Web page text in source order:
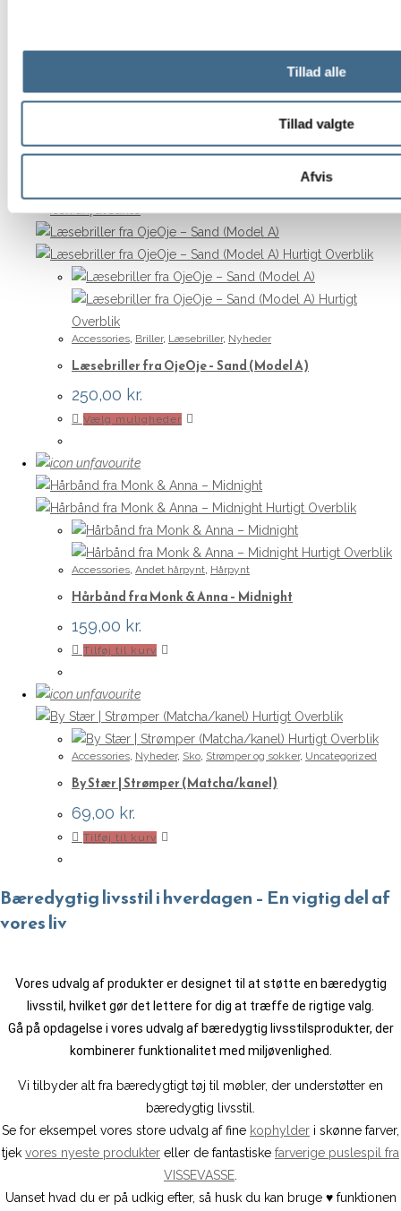
Tillad alle
Tillad valgte
Afvis
299,00kr.
Hurtigt Overblik
Hurtigt
Overblik
Accessories, Briller, Læsebriller, Nyheder
Læsebriller fra OjeOje – Sand (Model A)
250,00 kr.
Vælg muligheder
flere
varianter.
Mulighederne
kan
vælges
på
Hurtigt Overblik
Hurtigt Overblik
Accessories, Andet hårpynt, Hårpynt
Hårbånd fra Monk & Anna – Midnight
159,00 kr.
Tilføj til kurv
Hurtigt Overblik
Hurtigt Overblik
Accessories, Nyheder, Sko, Strømper og sokker, Uncategorized
By Stær | Strømper (Matcha/kanel)
69,00 kr.
Tilføj til kurv
Bæredygtig livsstil i hverdagen – En vigtig del af
vores liv
Vores udvalg af produkter er designet til at støtte en bæredygtig
livsstil, hvilket gør det lettere for dig at træffe de rigtige valg.
Gå på opdagelse i vores udvalg af bæredygtig livsstilsprodukter, der
kombinerer funktionalitet med miljøvenlighed.
Vi tilbyder alt fra bæredygtigt tøj til møbler, der understøtter en
bæredygtig livsstil.
Se for eksempel vores store udvalg af fine kophylder i skønne farver,
tjek vores nyeste produkter eller de fantastiske farverige puslespil fra
VISSEVASSE
Uanset hvad du er på udkig efter, så husk du kan bruge ♥️ funktionen